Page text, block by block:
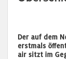
Der auf dem
erstmals
air sitzt im